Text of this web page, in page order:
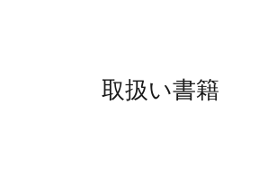
取扱い書籍